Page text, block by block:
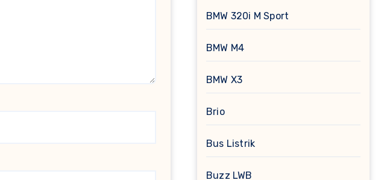
BMW 320i M Sport
BMW M4
BMW X3
Brio
Bus Listrik
Buzz LWB